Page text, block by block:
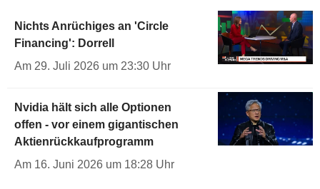
Nichts Anrüchiges an 'Circle
Financing': Dorrell
Am 29. Juli 2026 um 23:30 Uhr
Nvidia hält sich alle Optionen
offen - vor einem gigantischen
Aktienrückkaufprogramm
Am 16. Juni 2026 um 18:28 Uhr